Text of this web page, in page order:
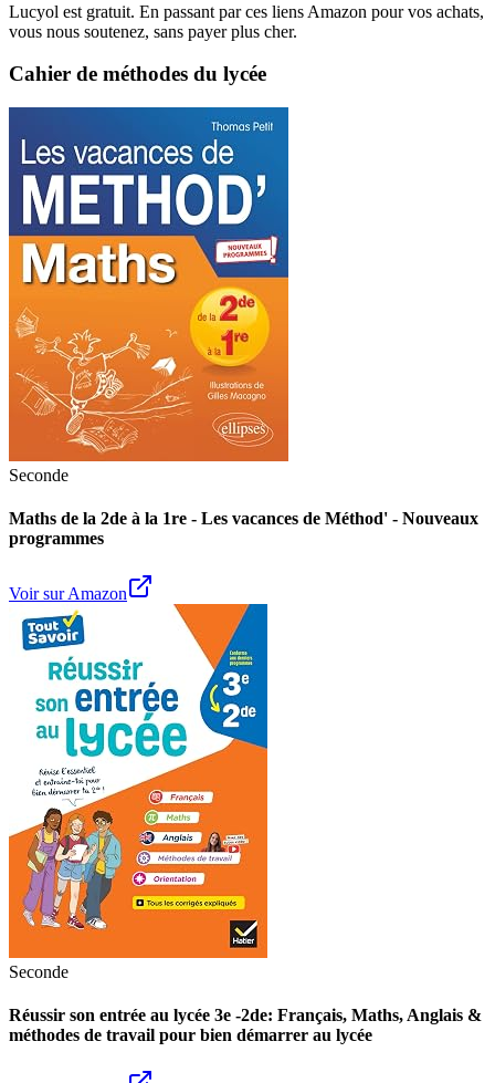
Lucyol est gratuit. En passant par ces liens Amazon pour vos achats,
vous nous soutenez, sans payer plus cher.
Cahier de méthodes du lycée
Seconde
Maths de la 2de à la 1re - Les vacances de Méthod' - Nouveaux
programmes
Voir sur Amazon
Seconde
Réussir son entrée au lycée 3e -2de: Français, Maths, Anglais &
méthodes de travail pour bien démarrer au lycée